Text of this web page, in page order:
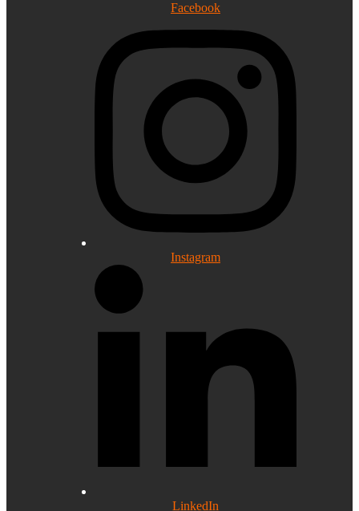
Facebook
Instagram
LinkedIn